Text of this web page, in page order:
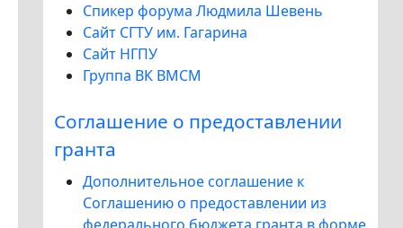
Спикер форума Людмила Шевень
Сайт СГТУ им. Гагарина
Сайт НГПУ
Группа ВК ВМСМ
Соглашение о предоставлении
гранта
Дополнительное соглашение к
Соглашению о предоставлении из